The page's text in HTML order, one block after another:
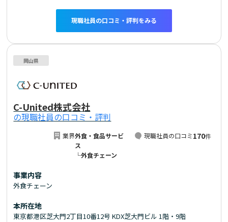
現職社員の口コミ・評判をみる
岡山県
C-United株式会社
の現職社員の口コミ・評判
業界外食・食品サービ
ス
└外食チェーン
現職社員の口コミ170件
事業内容
外食チェーン
本所在地
東京都港区芝大門2丁目10番12号 KDX芝大門ビル 1階・9階